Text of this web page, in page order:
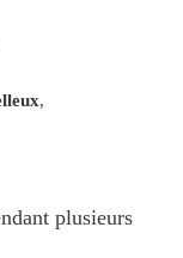
,
plusieurs